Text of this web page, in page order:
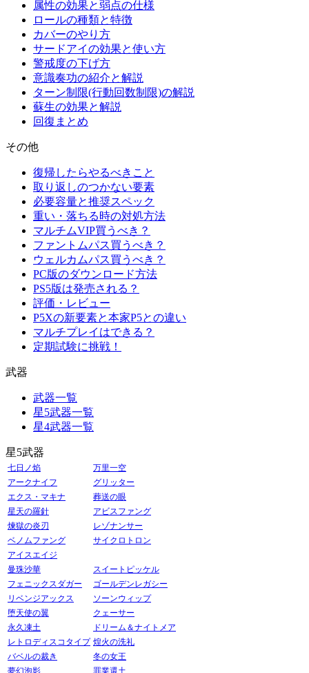
属性の効果と弱点の仕様
ロールの種類と特徴
カバーのやり方
サードアイの効果と使い方
警戒度の下げ方
意識奏功の紹介と解説
ターン制限(行動回数制限)の解説
蘇生の効果と解説
回復まとめ
その他
復帰したらやるべきこと
取り返しのつかない要素
必要容量と推奨スペック
重い・落ちる時の対処方法
マルチムVIP買うべき？
ファントムパス買うべき？
ウェルカムパス買うべき？
PC版のダウンロード方法
PS5版は発売される？
評価・レビュー
P5Xの新要素と本家P5との違い
マルチプレイはできる？
定期試験に挑戦！
武器
武器一覧
星5武器一覧
星4武器一覧
星5武器
七日ノ焰
万里一空
アークナイフ
グリッター
エクス・マキナ
葬送の眼
星天の羅針
アビスファング
煉獄の炎刃
レゾナンサー
ベノムファング
サイクロトロン
アイスエイジ
曼珠沙華
スイートピッケル
フェニックスダガー
ゴールデンレガシー
リベンジアックス
ソーンウィップ
堕天使の翼
クェーサー
永久凍土
ドリーム＆ナイトメア
レトロディスコタイプ 煌火の洗礼
バベルの裁き
冬の女王
夢幻泡影
罪業還土